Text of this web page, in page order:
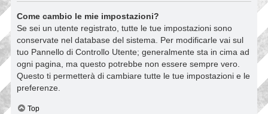
Come cambio le mie impostazioni?
Se sei un utente registrato, tutte le tue impostazioni sono
conservate nel database del sistema. Per modificarle vai sul
tuo Pannello di Controllo Utente; generalmente sta in cima ad
ogni pagina, ma questo potrebbe non essere sempre vero.
Questo ti permetterà di cambiare tutte le tue impostazioni e le
preferenze.
Top